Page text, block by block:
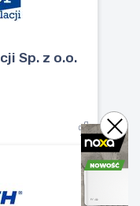
Sp. z o.o.